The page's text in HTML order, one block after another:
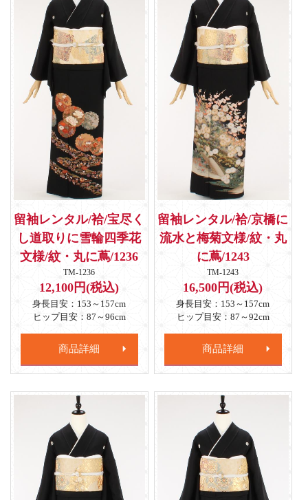
留袖レンタル/袷/宝尽く
し道取りに雪輪四季花
文様/紋・丸に蔦/1236
TM-1236
12,100円(税込)
身長目安：153～157cm
ヒップ目安：87～96cm
商品詳細
留袖レンタル/袷/京橋に
流水と梅菊文様/紋・丸
に蔦/1243
TM-1243
16,500円(税込)
身長目安：153～157cm
ヒップ目安：87～92cm
商品詳細